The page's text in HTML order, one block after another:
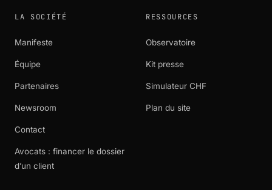
LA SOCIÉTÉ
Manifeste
Équipe
Partenaires
Newsroom
Contact
Avocats : financer le dossier
d’un client
RESSOURCES
Observatoire
Kit presse
Simulateur CHF
Plan du site